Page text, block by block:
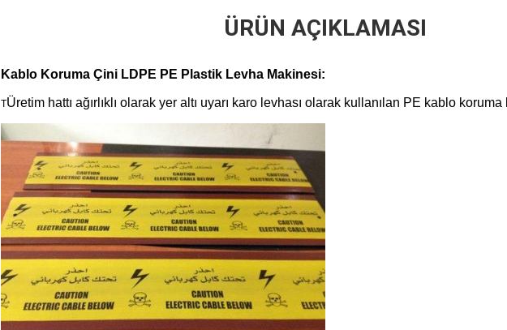
ÜRÜN AÇIKLAMASI
Kablo Koruma Çini LDPE PE Plastik Levha Makinesi:
TÜretim hattı ağırlıklı olarak yer altı uyarı karo levhası olarak kullanılan PE kablo koruma